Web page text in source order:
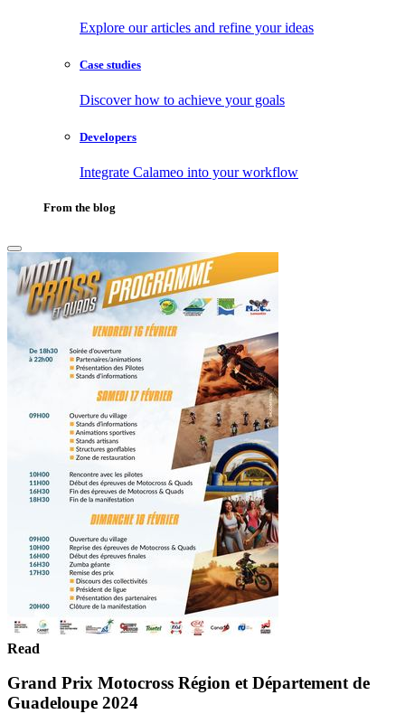
Explore our articles and refine your ideas
Case studies
Discover how to achieve your goals
Developers
Integrate Calameo into your workflow
From the blog
Read
Grand Prix Motocross Région et Département de
Guadeloupe 2024